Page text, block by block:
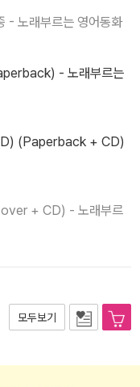
- 노래부르는 영어동화
- 노래부르는
(Paperback + CD)
+ CD) - 노래부르
모두보기